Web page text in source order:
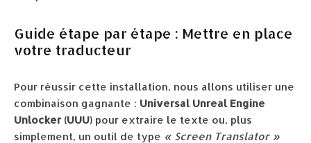
Guide étape par étape : Mettre en place
votre traducteur
Pour réussir cette installation, nous allons utiliser une
combinaison gagnante : Universal Unreal Engine
Unlocker (UUU) pour extraire le texte ou, plus
simplement, un outil de type « Screen Translator »